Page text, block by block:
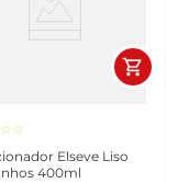
☆☆
Elseve Liso
400ml